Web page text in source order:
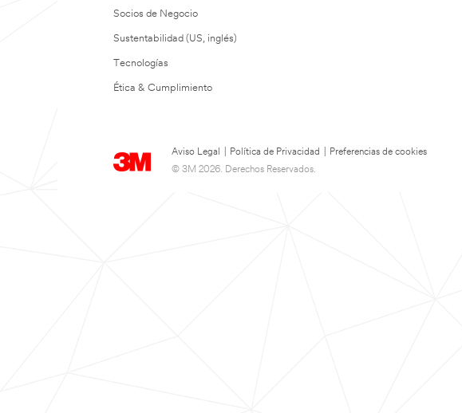
Socios de Negocio
Sustentabilidad (US, inglés)
Tecnologías
Ética & Cumplimiento
Aviso Legal Política de Privacidad
Preferencias de cookies
© 3M 2026. Derechos Reservados.